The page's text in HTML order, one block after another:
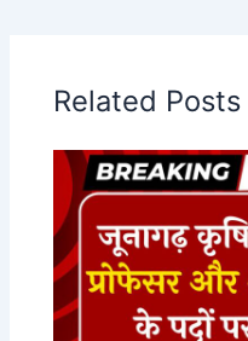
Related Posts